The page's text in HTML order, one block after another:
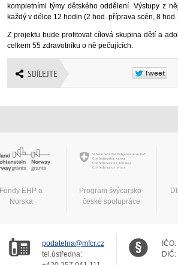
kompletními týmy dětského oddělení. Výstupy z
každý v délce 12 hodin (2 hod. příprava scén, 8
Z projektu bude profitovat cílová skupina dětí a
celkem 55 zdravotníku o ně pečujících.
SDÍLEJTE
Fondy EHP a
Norska
Program švýcarsko-
české spolupráce
podatelna@mfcr.cz
tel.ústředna:
IČO:
DIČ: